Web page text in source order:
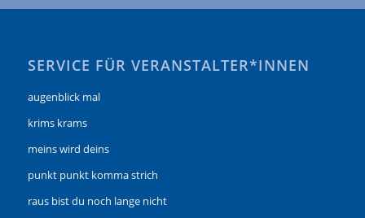
SERVICE FÜR VERANSTALTER*INNEN
augenblick mal
krims krams
meins wird deins
punkt punkt komma strich
raus bist du noch lange nicht